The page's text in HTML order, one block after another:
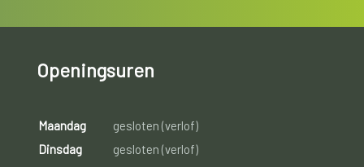
Openingsuren
Maandag
gesloten (verlof)
Dinsdag
gesloten (verlof)